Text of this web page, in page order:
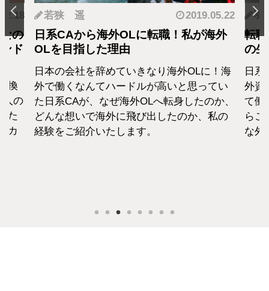
の
ド
換
人の
た
カ
若狭 遥 2019.05.22
日系CAから海外OLに転職！私が海外
OLを目指した理由
日本の会社を辞めていきなり海外OLに！海
外で働くなんてハードルが高いと思ってい
た日系CAが、なぜ海外OLへ転身したのか、
どんな想いで海外に飛び出したのか、私の
経験をご紹介いたします。
羽
転
の
日
外資
て働
らこ
な外